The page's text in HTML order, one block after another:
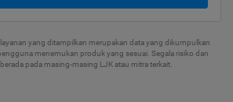
yang ditampilkan merupakan data yang dikumpulkan
menemukan produk yang sesuai. Segala risiko dan
pada masing-masing LJK atau mitra terkait.